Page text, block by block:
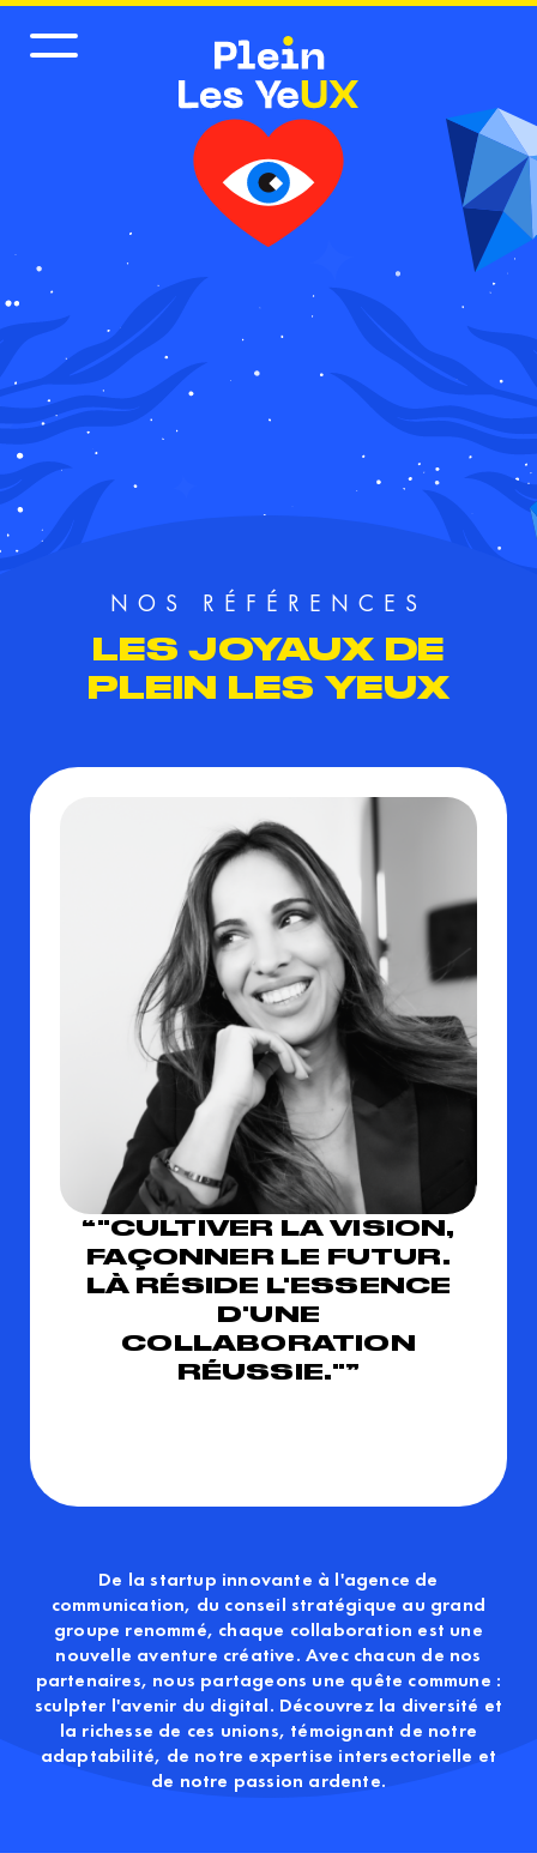
NOS RÉFÉRENCES
LES JOYAUX DE
PLEIN LES YEUX
“"CULTIVER LA VISION,
FAÇONNER LE FUTUR.
LÀ RÉSIDE L'ESSENCE
D'UNE
COLLABORATION
RÉUSSIE."”
De la startup innovante à l'agence de
communication, du conseil stratégique au grand
groupe renommé, chaque collaboration est une
nouvelle aventure créative. Avec chacun de nos
partenaires, nous partageons une quête commune :
sculpter l'avenir du digital. Découvrez la diversité et
la richesse de ces unions, témoignant de notre
adaptabilité, de notre expertise intersectorielle et
de notre passion ardente.